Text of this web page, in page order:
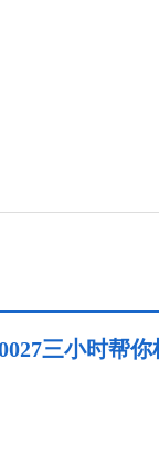
三小时帮你